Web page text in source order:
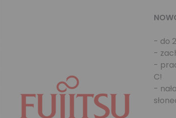
- do
-
-
C!
-